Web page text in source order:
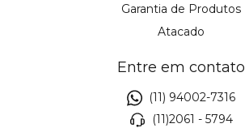
Garantia de Produtos
Atacado
Entre em contato
(11) 94002-7316
(11)2061 - 5794